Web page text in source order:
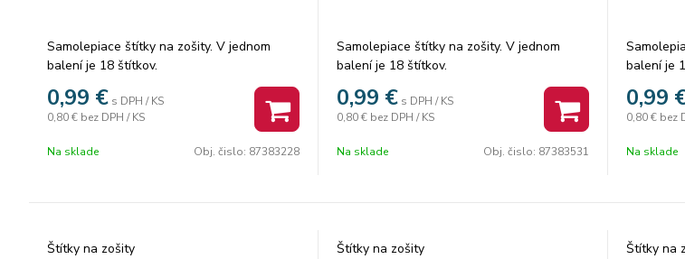
Samolepiace štítky na zošity. V jednom
balení je 18 štítkov.
0,99 € s DPH / KS
0,80 € bez DPH / KS
Na sklade Obj. čislo: 87383228
Samolepiace štítky na zošity. V jednom
balení je 18 štítkov.
0,99 € s DPH / KS
0,80 € bez DPH / KS
Na sklade Obj. čislo: 87383531
balení je
0,99
0,80 € bez
Na sklade
Štítky na zošity Štítky na zošity Štítky na